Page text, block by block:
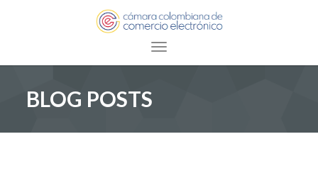
Toggle navigation
BLOG POSTS